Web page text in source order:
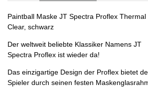
Paintball Maske JT Spectra Proflex Thermal
Clear, schwarz
Der weltweit beliebte Klassiker Namens JT
Spectra Proflex ist wieder da!
Das einzigartige Design der Proflex bietet
Spieler durch seinen festen